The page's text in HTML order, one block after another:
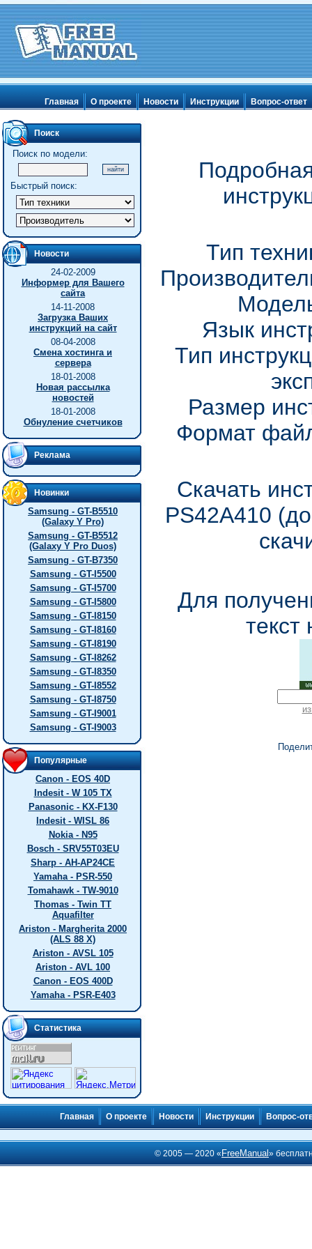
Главная О проекте Новости Инструкции Вопрос-ответ
Поиск
Поиск по модели:
Быстрый поиск:
Новости
24-02-2009
Информер для Вашего
сайта
14-11-2008
Загрузка Ваших
инструкций на сайт
08-04-2008
Смена хостинга и
сервера
18-01-2008
Новая рассылка
новостей
18-01-2008
Обнуление счетчиков
Реклама
Новинки
Samsung - GT-B5510
(Galaxy Y Pro)
Samsung - GT-B5512
(Galaxy Y Pro Duos)
Samsung - GT-B7350
Samsung - GT-I5500
Samsung - GT-I5700
Samsung - GT-I5800
Samsung - GT-I8150
Samsung - GT-I8160
Samsung - GT-I8190
Samsung - GT-I8262
Samsung - GT-I8350
Samsung - GT-I8552
Samsung - GT-I8750
Samsung - GT-I9001
Samsung - GT-I9003
Популярные
Canon - EOS 40D
Indesit - W 105 TX
Panasonic - KX-F130
Indesit - WISL 86
Nokia - N95
Bosch - SRV55T03EU
Sharp - AH-AP24CE
Yamaha - PSR-550
Tomahawk - TW-9010
Thomas - Twin TT
Aquafilter
Ariston - Margherita 2000
(ALS 88 X)
Ariston - AVSL 105
Ariston - AVL 100
Canon - EOS 400D
Yamaha - PSR-E403
Статистика
Тип
Язык
Тип
Размер
Формат
Скачать
PS42A410
Для
текст
Главная О проекте Новости Инструкции Вопрос-
© 2005 — 2020 « FreeManual»